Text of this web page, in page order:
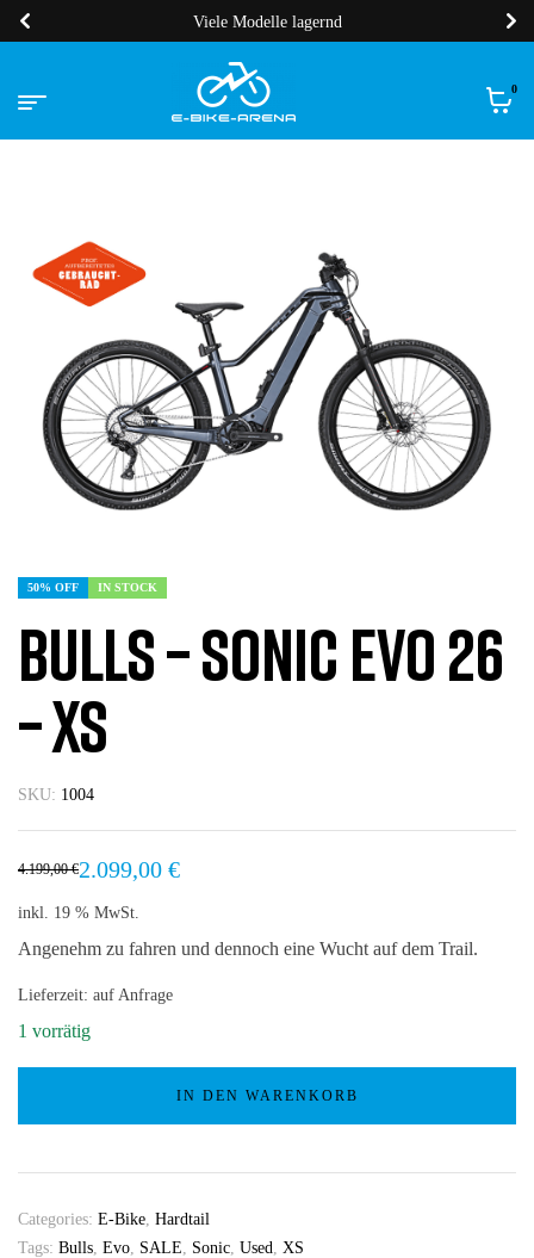
Viele Modelle lagernd
0
50% OFF IN STOCK
Bulls – Sonic Evo 26
– XS
SKU: 1004
4.199,00€2.099,00 €
inkl. 19 % MwSt.
Angenehm zu fahren und dennoch eine Wucht auf dem Trail.
Lieferzeit: auf Anfrage
1 vorrätig
IN DEN WARENKORB
Categories: E-Bike Hardtail
Tags: Bulls Evo SALE Sonic Used XS